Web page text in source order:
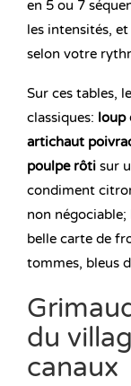
en 5 ou 7
les intensités,
selon votre
Sur ces tables,
classiques: loup
artichaut
poulpe rôti sur
condiment
non
belle carte de
tommes, bleus
du
canaux